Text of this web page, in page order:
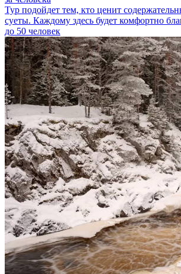
Тур подойдет тем, кто ценит
суеты. Каждому здесь будет комфортно
до 50 человек